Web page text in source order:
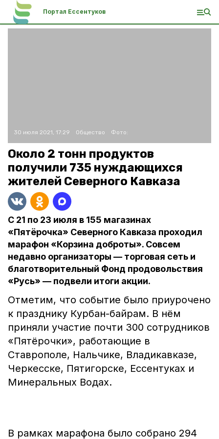
Портал Ессентуков
30 июля 2021, 17:29 Общество Фото:
Около 2 тонн продуктов
получили 735 нуждающихся
жителей Северного Кавказа
С 21 по 23 июля в 155 магазинах
«Пятёрочка» Северного Кавказа проходил
марафон «Корзина доброты». Совсем
недавно организаторы — торговая сеть и
благотворительный Фонд продовольствия
«Русь» — подвели итоги акции.
Отметим, что событие было приурочено
к празднику Курбан-байрам. В нём
приняли участие почти 300 сотрудников
«Пятёрочки», работающие в
Ставрополе, Нальчике, Владикавказе,
Черкесске, Пятигорске, Ессентуках и
Минеральных Водах.
В рамках марафона было собрано 294